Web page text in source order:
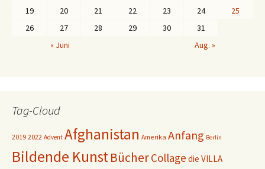
19
20 21 22 23 24
25
26
27 28 29 30
31
« Juni
Aug. »
Tag-Cloud
2019 2022 Advent Afghanistan Amerika Anfang Berlin
Bildende KunstBücherCollage die VILLA